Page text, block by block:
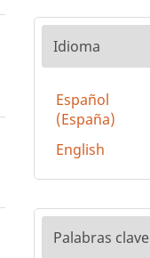
Idioma
Español
(España)
English
Palabras clave